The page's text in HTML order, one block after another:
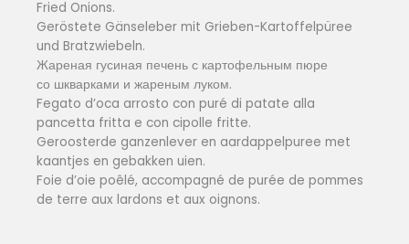
Fried Onions.
Geröstete Gänseleber mit Grieben-Kartoffelpüree
und Bratzwiebeln.
Жареная гусиная печень с картофельным пюре
со шкварками и жареным луком.
Fegato d’oca arrosto con puré di patate alla
pancetta fritta e con cipolle fritte.
Geroosterde ganzenlever en aardappelpuree met
kaantjes en gebakken uien.
Foie d’oie poêlé, accompagné de purée de pommes
de terre aux lardons et aux oignons.